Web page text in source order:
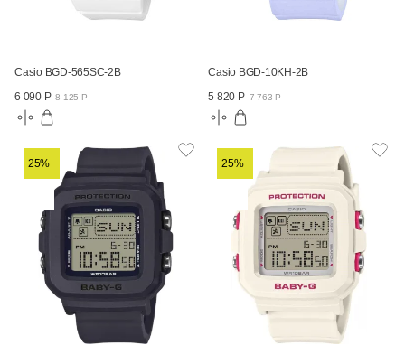
Casio BGD-565SC-2B
6 090 Р 8 125 Р
Casio BGD-10KH-2B
5 820 Р 7 763 Р
25% 25%